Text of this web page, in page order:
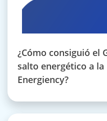
¿Cómo consiguió el
salto energético a la
Energiency?